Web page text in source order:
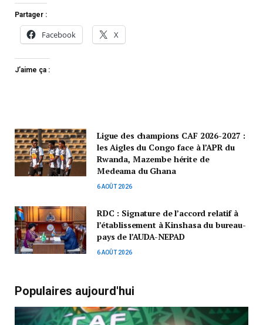
Partager :
Facebook X
J’aime ça :
Ligue des champions CAF 2026-2027 :
les Aigles du Congo face à l’APR du
Rwanda, Mazembe hérite de
Medeama du Ghana
6 AOÛT 2026
RDC : Signature de l’accord relatif à
l’établissement à Kinshasa du bureau-
pays de l’AUDA-NEPAD
6 AOÛT 2026
Populaires aujourd'hui